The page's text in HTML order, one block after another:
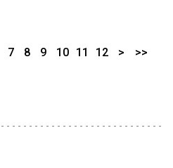
7 8 9 10 11 12 > >>